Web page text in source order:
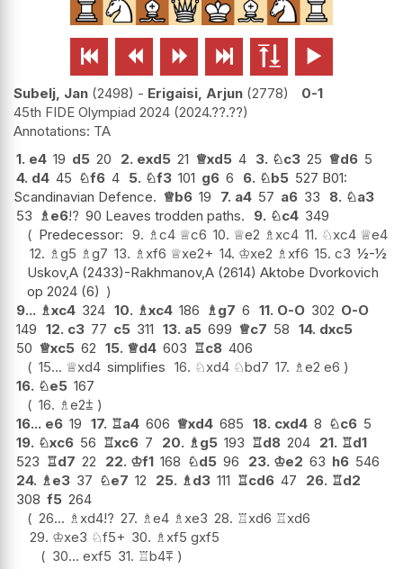
     
Subelj, Jan 2498 - Erigaisi, Arjun 2778
0-1
45th FIDE Olympiad 2024 2024.??.??
TA
1. e4 19 d5 20 2. exd5 21 ♕xd5 4 3. ♘c3 25 ♕d6 5
4. d4 45 ♘f6 4 5. ♘f3 101 g6 6 6. ♘b5 527 B01:
Scandinavian Defence. ♕b6 19 7. a4 57 a6 33 8. ♘a3
53 ♗e6!? 90 Leaves trodden paths. 9. ♘c4 349
Predecessor: 9. ♗c4 ♕c6 10. ♕e2 ♗xc4 11. ♘xc4 ♕e4
12. ♗g5 ♗g7 13. ♗xf6 ♕xe2+ 14. ♔xe2 ♗xf6 15. c3 ½-½
Uskov,A (2433)-Rakhmanov,A (2614) Aktobe Dvorkovich
op 2024 (6)
9... ♗xc4 324 10. ♗xc4 186 ♗g7 6 11. O-O 302 O-O
149 12. c3 77 c5 311 13. a5 699 ♕c7 58 14. dxc5
50 ♕xc5 62 15. ♕d4 603 ♖c8 406
15... ♕xd4 simplifies 16. ♘xd4 ♘bd7 17. ♗e2 e6
16. ♘e5 167
16. ♗e2⩲
16... e6 19 17. ♖a4 606 ♕xd4 685 18. cxd4 8 ♘c6 5
19. ♘xc6 56 ♖xc6 7 20. ♗g5 193 ♖d8 204 21. ♖d1
523 ♖d7 22 22. ♔f1 168 ♘d5 96 23. ♔e2 63 h6 546
24. ♗e3 37 ♘e7 12 25. ♗d3 111 ♖cd6 47 26. ♖d2
308 f5 264
26... ♗xd4!? 27. ♗e4 ♗xe3 28. ♖xd6 ♖xd6
29. ♔xe3 ♘f5+ 30. ♗xf5 gxf5
30... exf5 31. ♖b4⩱